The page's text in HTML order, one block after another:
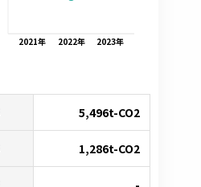
2021年 2022年 2023年
5,496t-CO2
1,286t-CO2